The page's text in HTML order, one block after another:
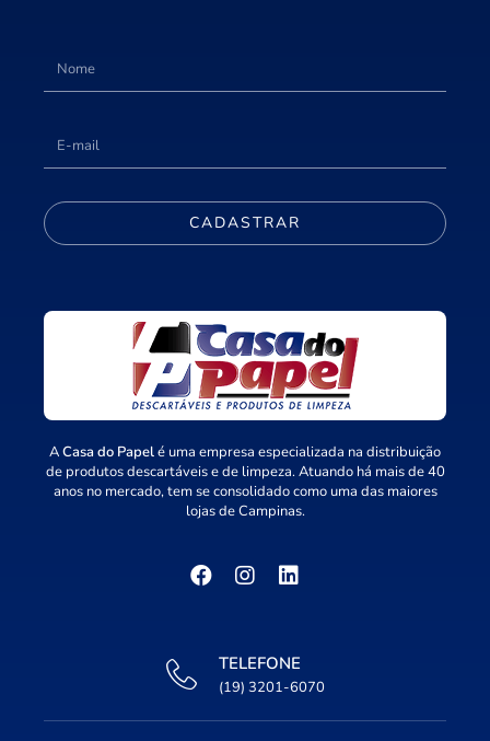
CADASTRAR
ACasa do Papelé uma empresa especializada na distribuição
de produtos descartáveis e de limpeza. Atuando há mais de 40
anos no mercado, tem se consolidado como uma das maiores
lojas de Campinas.
TELEFONE
(19) 3201-6070